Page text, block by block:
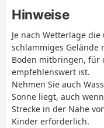
Hinweise
Je nach Wetterlage
schlammiges Gelände
Boden mitbringen, für
empfehlenswert ist.
Nehmen Sie auch
Sonne liegt, auch
Strecke in der Nähe
Kinder erforderlich.